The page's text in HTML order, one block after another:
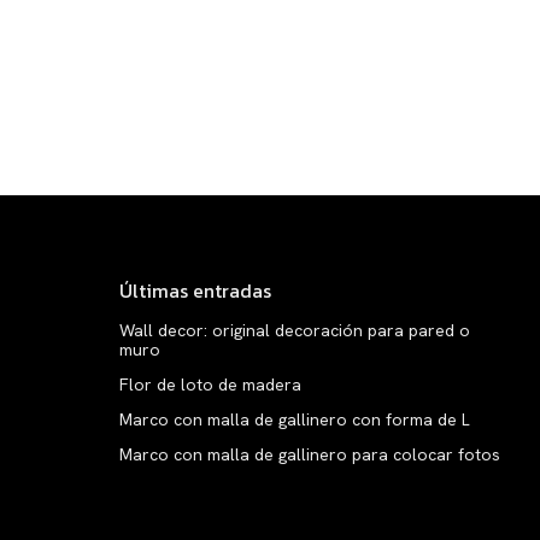
Últimas entradas
Wall decor: original decoración para pared o
muro
Flor de loto de madera
Marco con malla de gallinero con forma de L
Marco con malla de gallinero para colocar fotos